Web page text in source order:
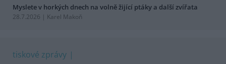
Myslete v horkých dnech na volně žijící ptáky a další zvířata
28.7.2026 | Karel Makoň
tiskové zprávy